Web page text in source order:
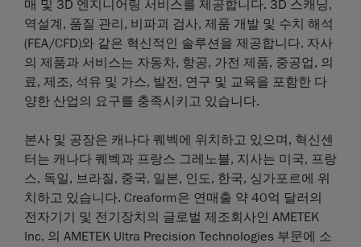
매 및 3D 엔지니어링 서비스를 제공합니다. 3D 스캐닝,
역설계, 품질 관리, 비파괴 검사, 제품 개발 및 수치 해석
(FEA/CFD)와 같은 혁신적인 솔루션을 제공합니다. 자사
의 제품과 서비스는 자동차, 항공, 가전 제품, 중공업, 의
료, 제조, 석유 및 가스, 발전, 연구 및 교육을 포함한 다
양한 산업의 요구를 충족시키고 있습니다.
본사 및 공장은 캐나다 퀘벡에 위치하고 있으며, 혁신센
터는 캐나다 퀘벡과 프랑스 그레노블, 지사는 미국, 프랑
스, 독일, 브라질, 중국, 일본, 인도, 한국, 싱가포르에 위
치하고 있습니다. Creaform은 연매출 약 40억 달러의
전자기기 및 전기장치의 글로벌 제조회사인 AMETEK
Inc. 의 AMETEK Ultra Precision Technologies 부문에 소